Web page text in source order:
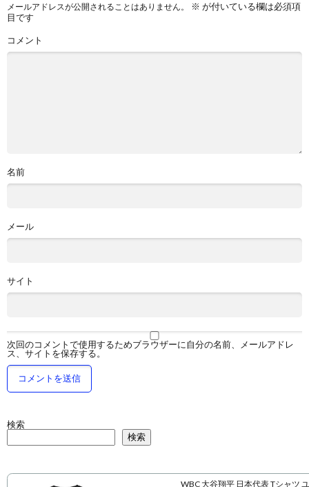
メールアドレスが公開されることはありません。 ※ が付いている欄は必須項
目です
コメント
名前
メール
サイト
次回のコメントで使用するためブラウザーに自分の名前、メールアドレ
ス、サイトを保存する。
検索
検索
WBC 大谷翔平 日本代表 Tシャツ